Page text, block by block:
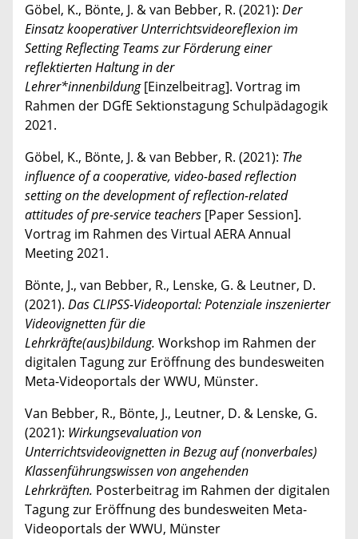
Göbel, K., Bönte, J. & van Bebber, R. (2021): Der
Einsatz kooperativer Unterrichtsvideoreflexion im
Setting Reflecting Teams zur Förderung einer
reflektierten Haltung in der
Lehrer*innenbildung[Einzelbeitrag]. Vortrag im
Rahmen der DGfE Sektionstagung Schulpädagogik
2021.
Göbel, K., Bönte, J. & van Bebber, R. (2021): The
influence of a cooperative, video-based reflection
setting on the development of reflection-related
attitudes of pre-service teachers [Paper Session].
Vortrag im Rahmen des Virtual AERA Annual
Meeting 2021.
Bönte, J., van Bebber, R., Lenske, G. & Leutner, D.
(2021). Das CLIPSS-Videoportal: Potenziale inszenierter
Videovignetten für die
Lehrkräfte(aus)bildung. Workshop im Rahmen der
digitalen Tagung zur Eröffnung des bundesweiten
Meta-Videoportals der WWU, Münster.
Van Bebber, R., Bönte, J., Leutner, D. & Lenske, G.
(2021): Wirkungsevaluation von
Unterrichtsvideovignetten in Bezug auf (nonverbales)
Klassenführungswissen von angehenden
Lehrkräften. Posterbeitrag im Rahmen der digitalen
Tagung zur Eröffnung des bundesweiten Meta-
Videoportals der WWU, Münster